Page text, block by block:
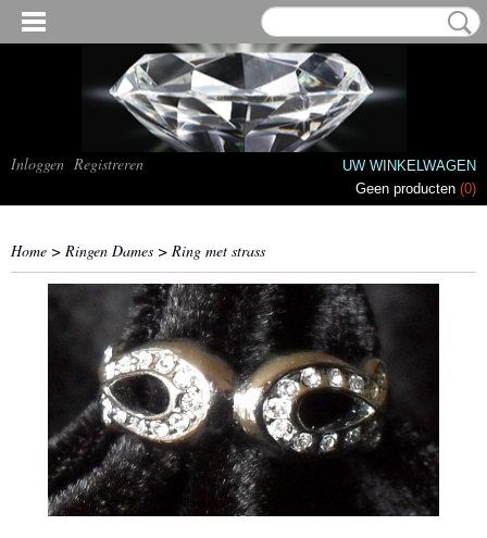
Inloggen Registreren
UW WINKELWAGEN
Geen producten (0)
Home > Ringen Dames > Ring met strass